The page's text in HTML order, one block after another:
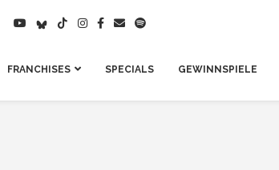
FRANCHISES SPECIALS GEWINNSPIELE